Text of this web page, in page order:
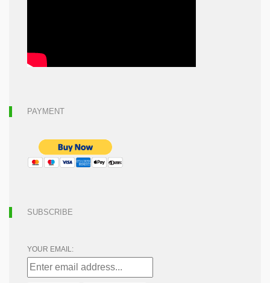
PAYMENT
SUBSCRIBE
YOUR EMAIL: